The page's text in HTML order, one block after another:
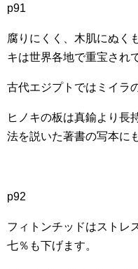
p91
腐りにくく、木肌にぬく
キは世界各地で重宝され
古代エジプトではミイラ
ヒノキの板は真鍮より長
法を説いた著書の写本に
p92
フィトンチッドはストレ
七％も下げます。